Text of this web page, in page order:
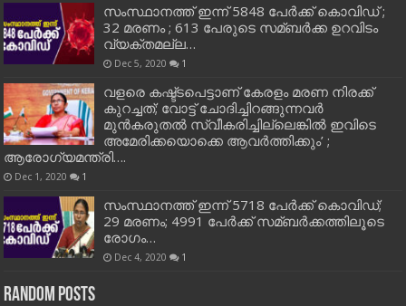
സംസ്ഥാനത്ത് ഇന്ന് 5848 പേര്‍ക്ക് കൊവി‌ഡ് ;
32 മരണം ; 613 പേരുടെ സമ്ബര്‍ക്ക ഉറവിടം
വ്യക്തമല്ല…
Dec 5, 2020 1
വളരെ കഷ്ട്ടപെട്ടാണ് കേരളം മരണ നിരക്ക്
കുറച്ചത്; വോട്ട് ചോദിച്ചിറങ്ങുന്നവർ
മുൻകരുതൽ സ്വീകരിച്ചില്ലെങ്കിൽ ഇവിടെ
അമേരിക്കയൊക്കെ ആവർത്തിക്കും’ ;
ആരോഗ്യമന്ത്രി….
Dec 1, 2020 1
സംസ്ഥാനത്ത് ഇന്ന് 5718 പേര്‍ക്ക് കൊവിഡ്;
29 മരണം; 4991 പേര്‍ക്ക് സമ്ബര്‍ക്കത്തിലൂടെ
രോഗം…
Dec 4, 2020 1
Random Posts